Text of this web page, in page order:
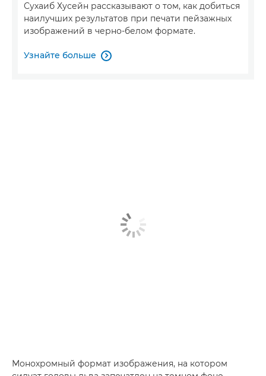
Сухаиб Хусейн рассказывают о том, как добиться
наилучших результатов при печати пейзажных
изображений в черно-белом формате.
Узнайте больше 
Монохромный формат изображения, на котором